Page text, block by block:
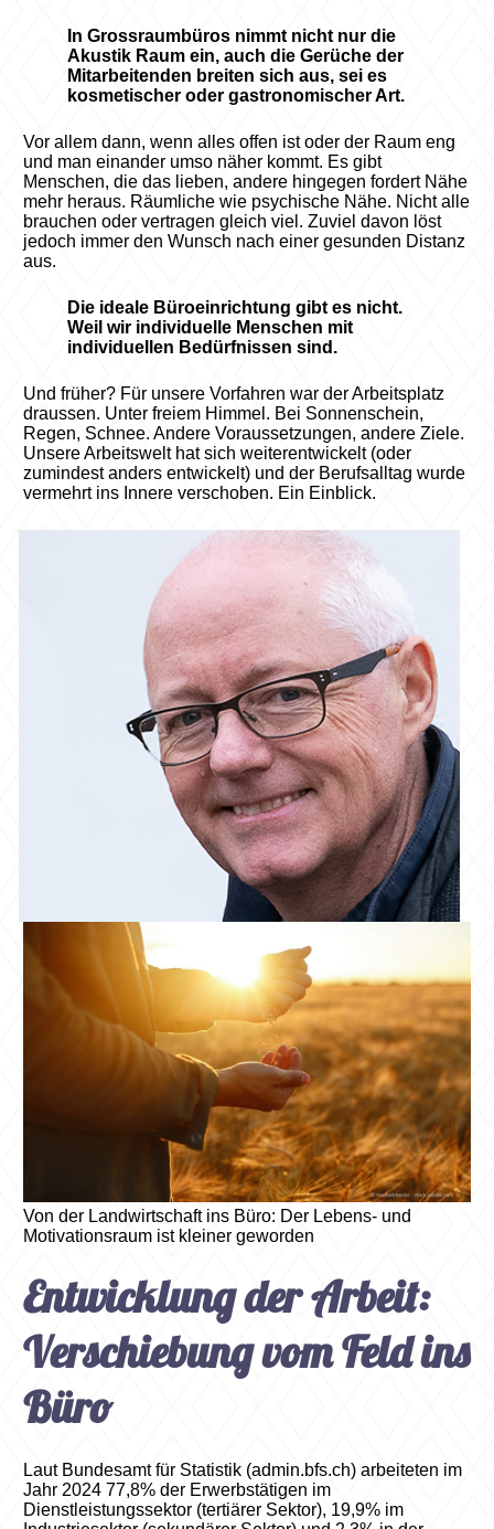
In Grossraumbüros nimmt nicht nur die
Akustik Raum ein, auch die Gerüche der
Mitarbeitenden breiten sich aus, sei es
kosmetischer oder gastronomischer Art.
Vor allem dann, wenn alles offen ist oder der Raum eng
und man einander umso näher kommt. Es gibt
Menschen, die das lieben, andere hingegen fordert Nähe
mehr heraus. Räumliche wie psychische Nähe. Nicht alle
brauchen oder vertragen gleich viel. Zuviel davon löst
jedoch immer den Wunsch nach einer gesunden Distanz
aus.
Die ideale Büroeinrichtung gibt es nicht.
Weil wir individuelle Menschen mit
individuellen Bedürfnissen sind.
Und früher? Für unsere Vorfahren war der Arbeitsplatz
draussen. Unter freiem Himmel. Bei Sonnenschein,
Regen, Schnee. Andere Voraussetzungen, andere Ziele.
Unsere Arbeitswelt hat sich weiterentwickelt (oder
zumindest anders entwickelt) und der Berufsalltag wurde
vermehrt ins Innere verschoben. Ein Einblick.
Von der Landwirtschaft ins Büro: Der Lebens- und
Motivationsraum ist kleiner geworden
Entwicklung der Arbeit:
Verschiebung vom Feld ins
Büro
Laut Bundesamt für Statistik (admin.bfs.ch) arbeiteten im
Jahr 2024 77,8% der Erwerbstätigen im
Dienstleistungssektor (tertiärer Sektor), 19,9% im